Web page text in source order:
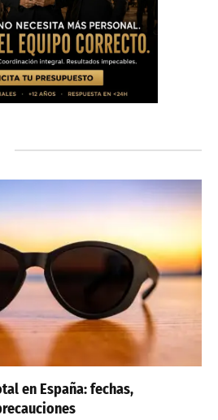
en España: fechas,